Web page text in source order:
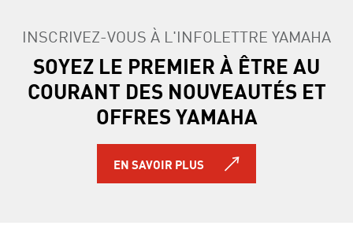
INSCRIVEZ-VOUS À L'INFOLETTRE YAMAHA
SOYEZ LE PREMIER À ÊTRE AU
COURANT DES NOUVEAUTÉS ET
OFFRES YAMAHA
EN SAVOIR PLUS